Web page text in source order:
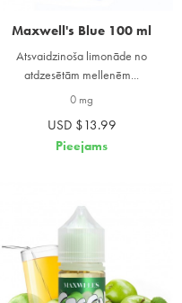
Maxwell's Blue 100 ml
Atsvaidzinoša limonāde no
atdzesētām mellenēm...
0 mg
USD $13.99
Pieejams